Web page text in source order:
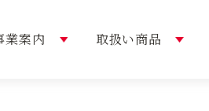
業案内 取扱い商品